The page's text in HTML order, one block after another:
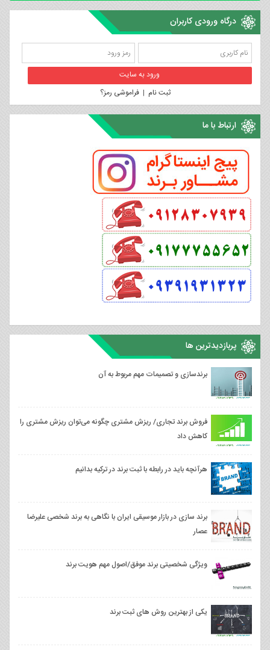
درگاه ورودی کاربران
ثبت نام |فراموشی رمز؟
ارتباط با ما
پربازدیدترین ها
برندسازی و تصمیمات مهم مربوط به آن
فروش برند تجاری/ ریزش مشتری چگونه می‌توان ریزش مشتری را
کاهش داد
هرآنچه باید در رابطه با ثبت برند در ترکیه بدانیم
برند سازی در بازار موسیقی ایران با نگاهی به برند شخصی علیرضا
عصار
ویژگی شخصیتی برند موفق/اصول مهم هویت برند
یکی از بهترین روش های ثبت برند